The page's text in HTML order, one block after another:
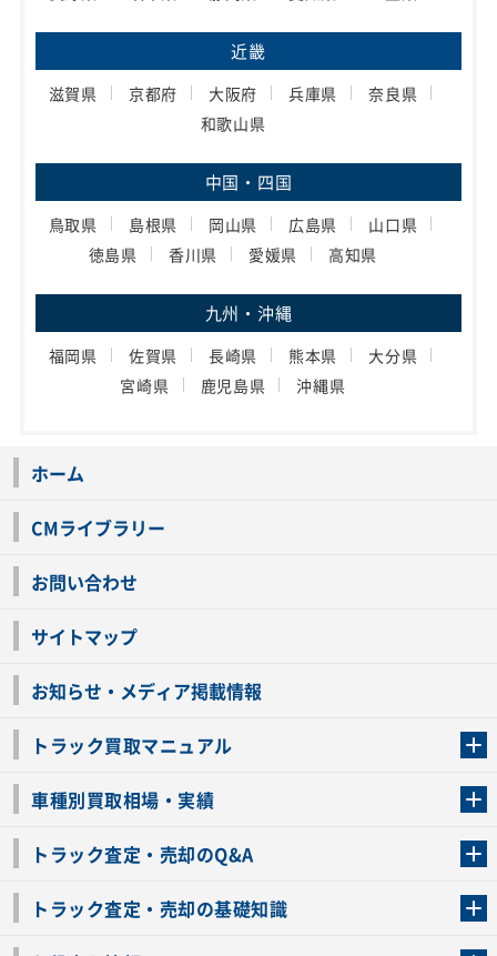
近畿
滋賀県 京都府 大阪府 兵庫県
奈良県
和歌山県
中国・四国
鳥取県 島根県 岡山県 広島県
山口県
徳島県
香川県 愛媛県 高知県
九州・沖縄
福岡県 佐賀県 長崎県 熊本県
大分県
宮崎県
鹿児島県 沖縄県
ホーム
CMライブラリー
お問い合わせ
サイトマップ
お知らせ・メディア掲載情報
トラック買取マニュアル
車種別買取相場・実績
トラック査定・売却のQ&A
トラック査定・売却の基礎知識